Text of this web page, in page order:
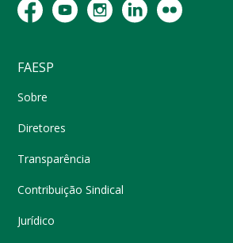
FAESP
Sobre
Diretores
Transparência
Contribuição Sindical
Jurídico